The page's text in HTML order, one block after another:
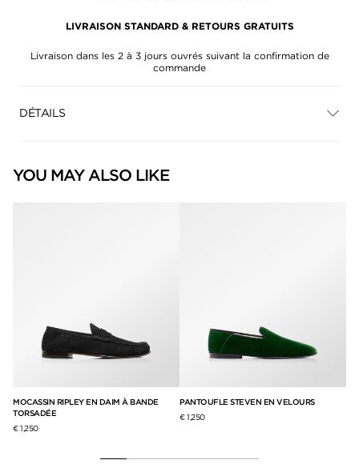
LIVRAISON STANDARD & RETOURS GRATUITS
Livraison dans les 2 à 3 jours ouvrés suivant la confirmation de
commande
DÉTAILS
YOU MAY ALSO LIKE
MOCASSIN RIPLEY EN DAIM À BANDE
TORSADÉE
€ 1,250
PANTOUFLE STEVEN EN VELOURS
€ 1,250